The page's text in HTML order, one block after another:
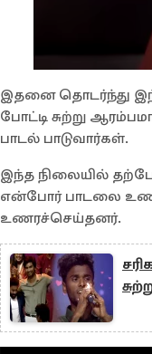
இதனை தொடர்ந்து
போட்டி சுற்று
பாடல் பாடுவார்கள்.
இந்த நிலையில்
என்போர் பாடலை
உணரச்செய்தனர்.